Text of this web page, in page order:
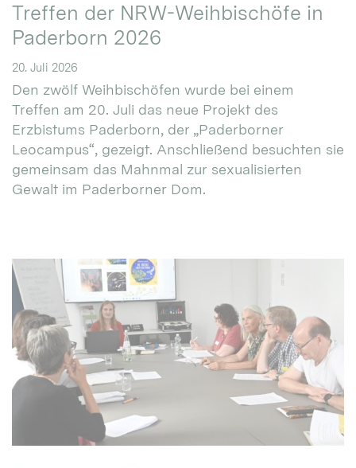
Treffen der NRW-Weihbischöfe in
Paderborn 2026
20. Juli 2026
Den zwölf Weihbischöfen wurde bei einem
Treffen am 20. Juli das neue Projekt des
Erzbistums Paderborn, der „Paderborner
Leocampus“, gezeigt. Anschließend besuchten sie
gemeinsam das Mahnmal zur sexualisierten
Gewalt im Paderborner Dom.